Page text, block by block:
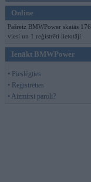
Online
Pašreiz BMWPower skatās 176
viesi un 1 reģistrēti lietotāji.
Ienākt BMWPower
• Pieslēgties
• Reģistrēties
• Aizmirsi paroli?